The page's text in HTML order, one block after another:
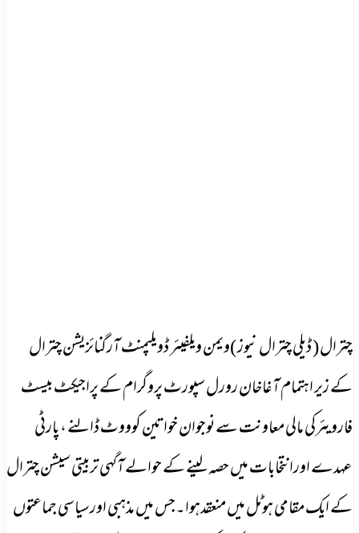
چترال ( ڈیلی چترال نیوز )ویمن ویلفیئر ڈویلپمنٹ آرگنائزیشن چترال
کے زیر اہتمام آغاخان رورل سپورٹ پروگرام کے پراجیکٹ بیسٹ
فارویئرکی مالی معاونت سے نوجوان خواتین کوووٹ ڈالنے ، پارٹی
عہدے اورانتخابات میں حصہ لینے کے حوالے آگہی تربیتی سیشن چترال
کے ایک مقامی ہوٹل میں منعقدہوا۔جس میں مذہبی اورسیاسی جماعتوں